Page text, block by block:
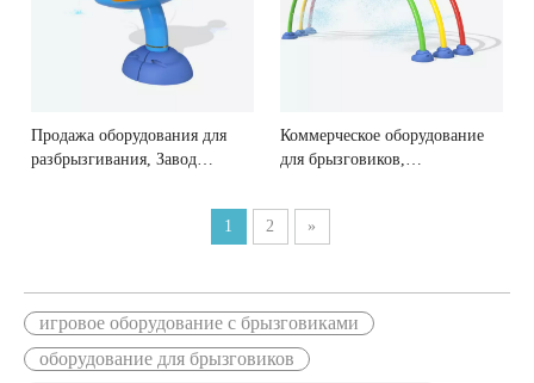
Продажа оборудования для
разбрызгивания, Завод
Коммерческое оборудование
для брызговиков,
для брызговиков
1
2 »
игровое оборудование с брызговиками
оборудование для брызговиков